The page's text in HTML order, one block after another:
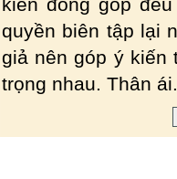
quyền biên tập lại
giả nên góp ý kiến
trọng nhau. Thân